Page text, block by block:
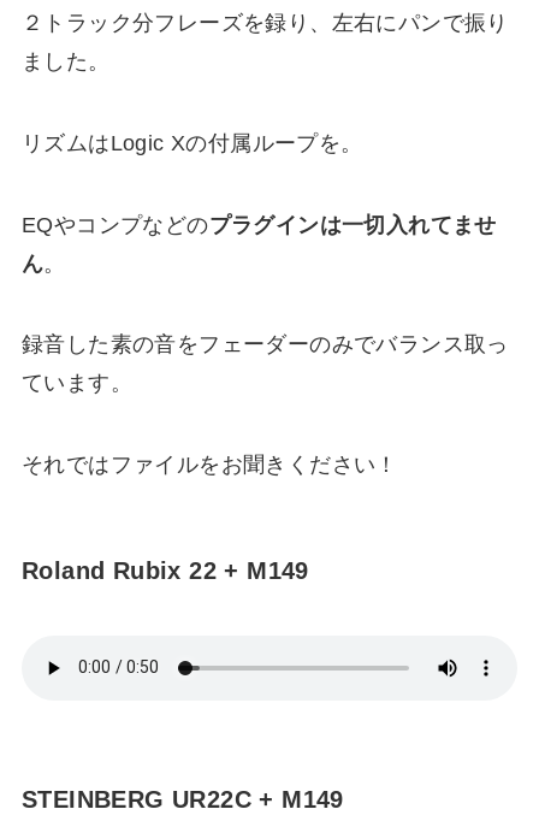
２トラック分フレーズを録り、左右にパンで振り
ました。
リズムはLogic Xの付属ループを。
EQやコンプなどのプラグインは一切入れてませ
ん。
録音した素の音をフェーダーのみでバランス取っ
ています。
それではファイルをお聞きください！
Roland Rubix 22 + M149
STEINBERG UR22C + M149